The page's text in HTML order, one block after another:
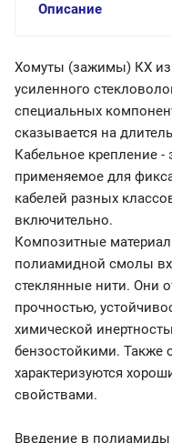
Описание
Хомуты (зажимы) КХ
усиленного
специальных
сказывается на
Кабельное крепление -
применяемое для
кабелей разных
включительно.
Композитные
полиамидной смолы
стеклянные нити. Они
прочностью,
химической
бензостойкими. Также
характеризуются
свойствами.
Введение в полиамиды